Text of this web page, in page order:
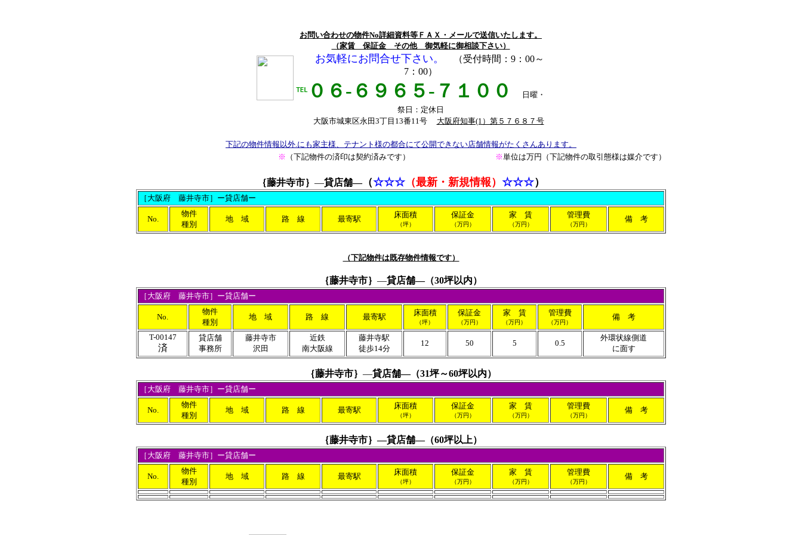
お問い合わせの物件No詳細資料等ＦＡＸ・メールで送信いたします。
（家賃 保証金 その他 御気軽に御相談下さい）
お気軽にお問合せ下さい。
（受付時間：9：00～
7：00）
℡０６-６９６５-７１００
日曜・
祭日：定休日
大阪市城東区永田3丁目13番11号
大阪府知事(1）第５７６８７号
下記の物件情報以外.にも家主様、テナント様の都合にて公開できない店舗情報がたくさんあります。
※
（下記物件の済印は契約済みです） ※単位は万円 （下記物件の取引態様は媒介です）
｛藤井寺市｝ ―貸店舗―（☆☆☆ （最新・新規情報） ☆☆☆）
［大阪府 藤井寺市］ー貸店舗ー
No.
物件
種別
地 域 路 線 最寄駅 床面積
（坪）
保証金
（万円）
家 賃
（万円）
管理費
（万円）
備 考
（下記物件は既存物件情報です）
｛藤井寺市｝ ―貸店舗―（30坪以内）
［ 大阪府 藤井寺市］ー貸店舗ー
No.
物件
種別
地 域 路 線 最寄駅 床面積
（坪）
保証金
（万円）
家 賃
（万円）
管理費
（万円）
備 考
T-00147
済
貸店舗
事務所
藤井寺市
沢田
近鉄
南大阪線
藤井寺駅
徒歩14分
12 50 5 0.5
外環状線側道
に面す
｛藤井寺市｝ ―貸店舗―（31坪～60坪以内）
［ 大阪府 藤井寺市］ー貸店舗ー
No.
物件
種別
地 域 路 線 最寄駅 床面積
（坪）
保証金
（万円）
家 賃
（万円）
管理費
（万円）
備 考
｛藤井寺市｝―貸店舗―（60坪以上）
［ 大阪府 藤井寺市］ー貸店舗ー
No.
物件
種別
地 域 路 線 最寄駅 床面積
（坪）
保証金
（万円）
家 賃
（万円）
管理費
（万円）
備 考